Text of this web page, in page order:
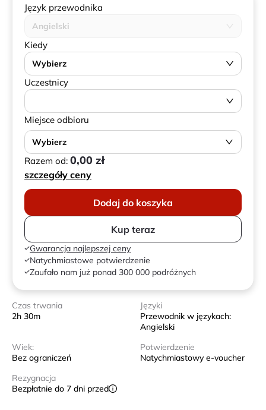
Język przewodnika
Angielski
Kiedy
Wybierz
Uczestnicy
Miejsce odbioru
Wybierz
Razem od: 0,00 zł
szczegóły ceny
Dodaj do koszyka
Kup teraz
Gwarancja najlepszej ceny
Natychmiastowe potwierdzenie
Zaufało nam już ponad 300 000 podróżnych
Czas trwania
2h 30m
Języki
Przewodnik w językach:
Angielski
Wiek:
Bez ograniczeń
Potwierdzenie
Natychmiastowy e-voucher
Rezygnacja
Bezpłatnie do 7 dni przed